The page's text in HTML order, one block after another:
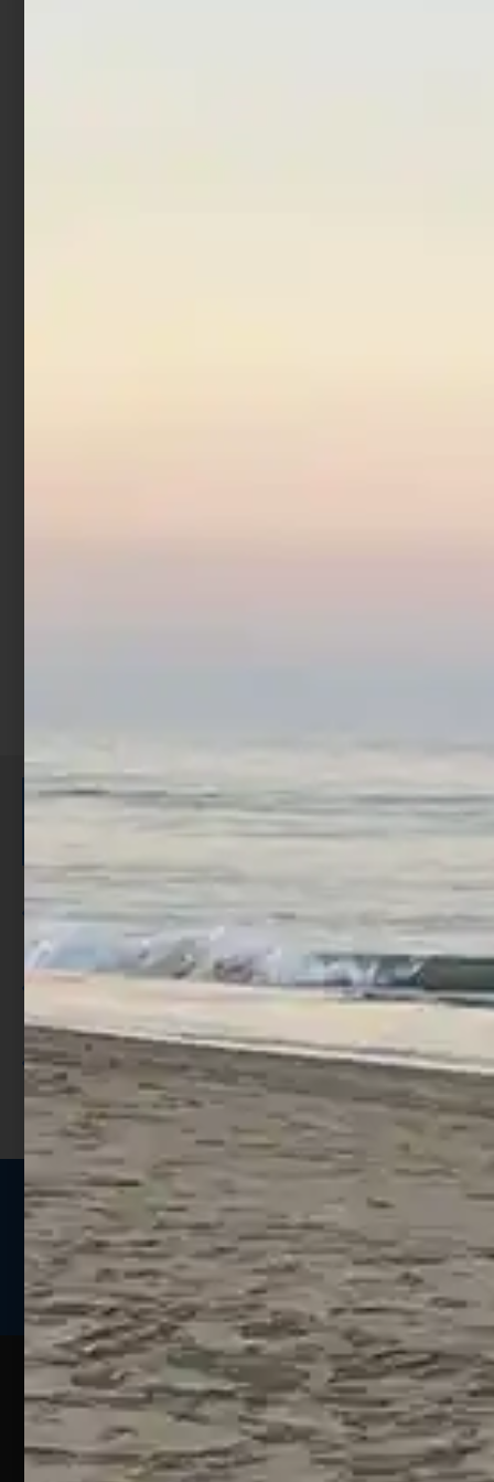
ISCRIVITI E RICEVI 3,50€ DI
SCONTO >
Per ogni acquisto accumuli ulteriori
punti;
Utilizza i punti per ricevere uno
sconto;
I punti sono indicati nella pagina
prodotto;
Seguici sui social
Web
Pesca
Un portale
pensato
Esperienze
Guide
sulla
pesca
Assistenza
Clienti
Siamo
Contatti
Assistenza
Ecommerce